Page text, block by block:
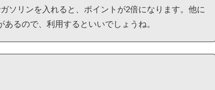
ソリンを入れると、ポイントが2倍になります。他に
るので、利用するといいでしょうね。